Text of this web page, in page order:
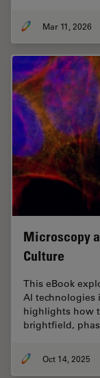
Mar 11, 2026
Microscopy
Culture
This eBook
AI technologies
highlights how
brightfield,
Oct 14, 2025